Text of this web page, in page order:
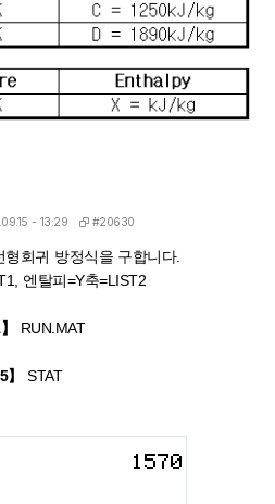
- 13:29 #20630
회귀 방정식을 구합니다.
엔탈피=Y축=LIST2
RUN.MAT
STAT